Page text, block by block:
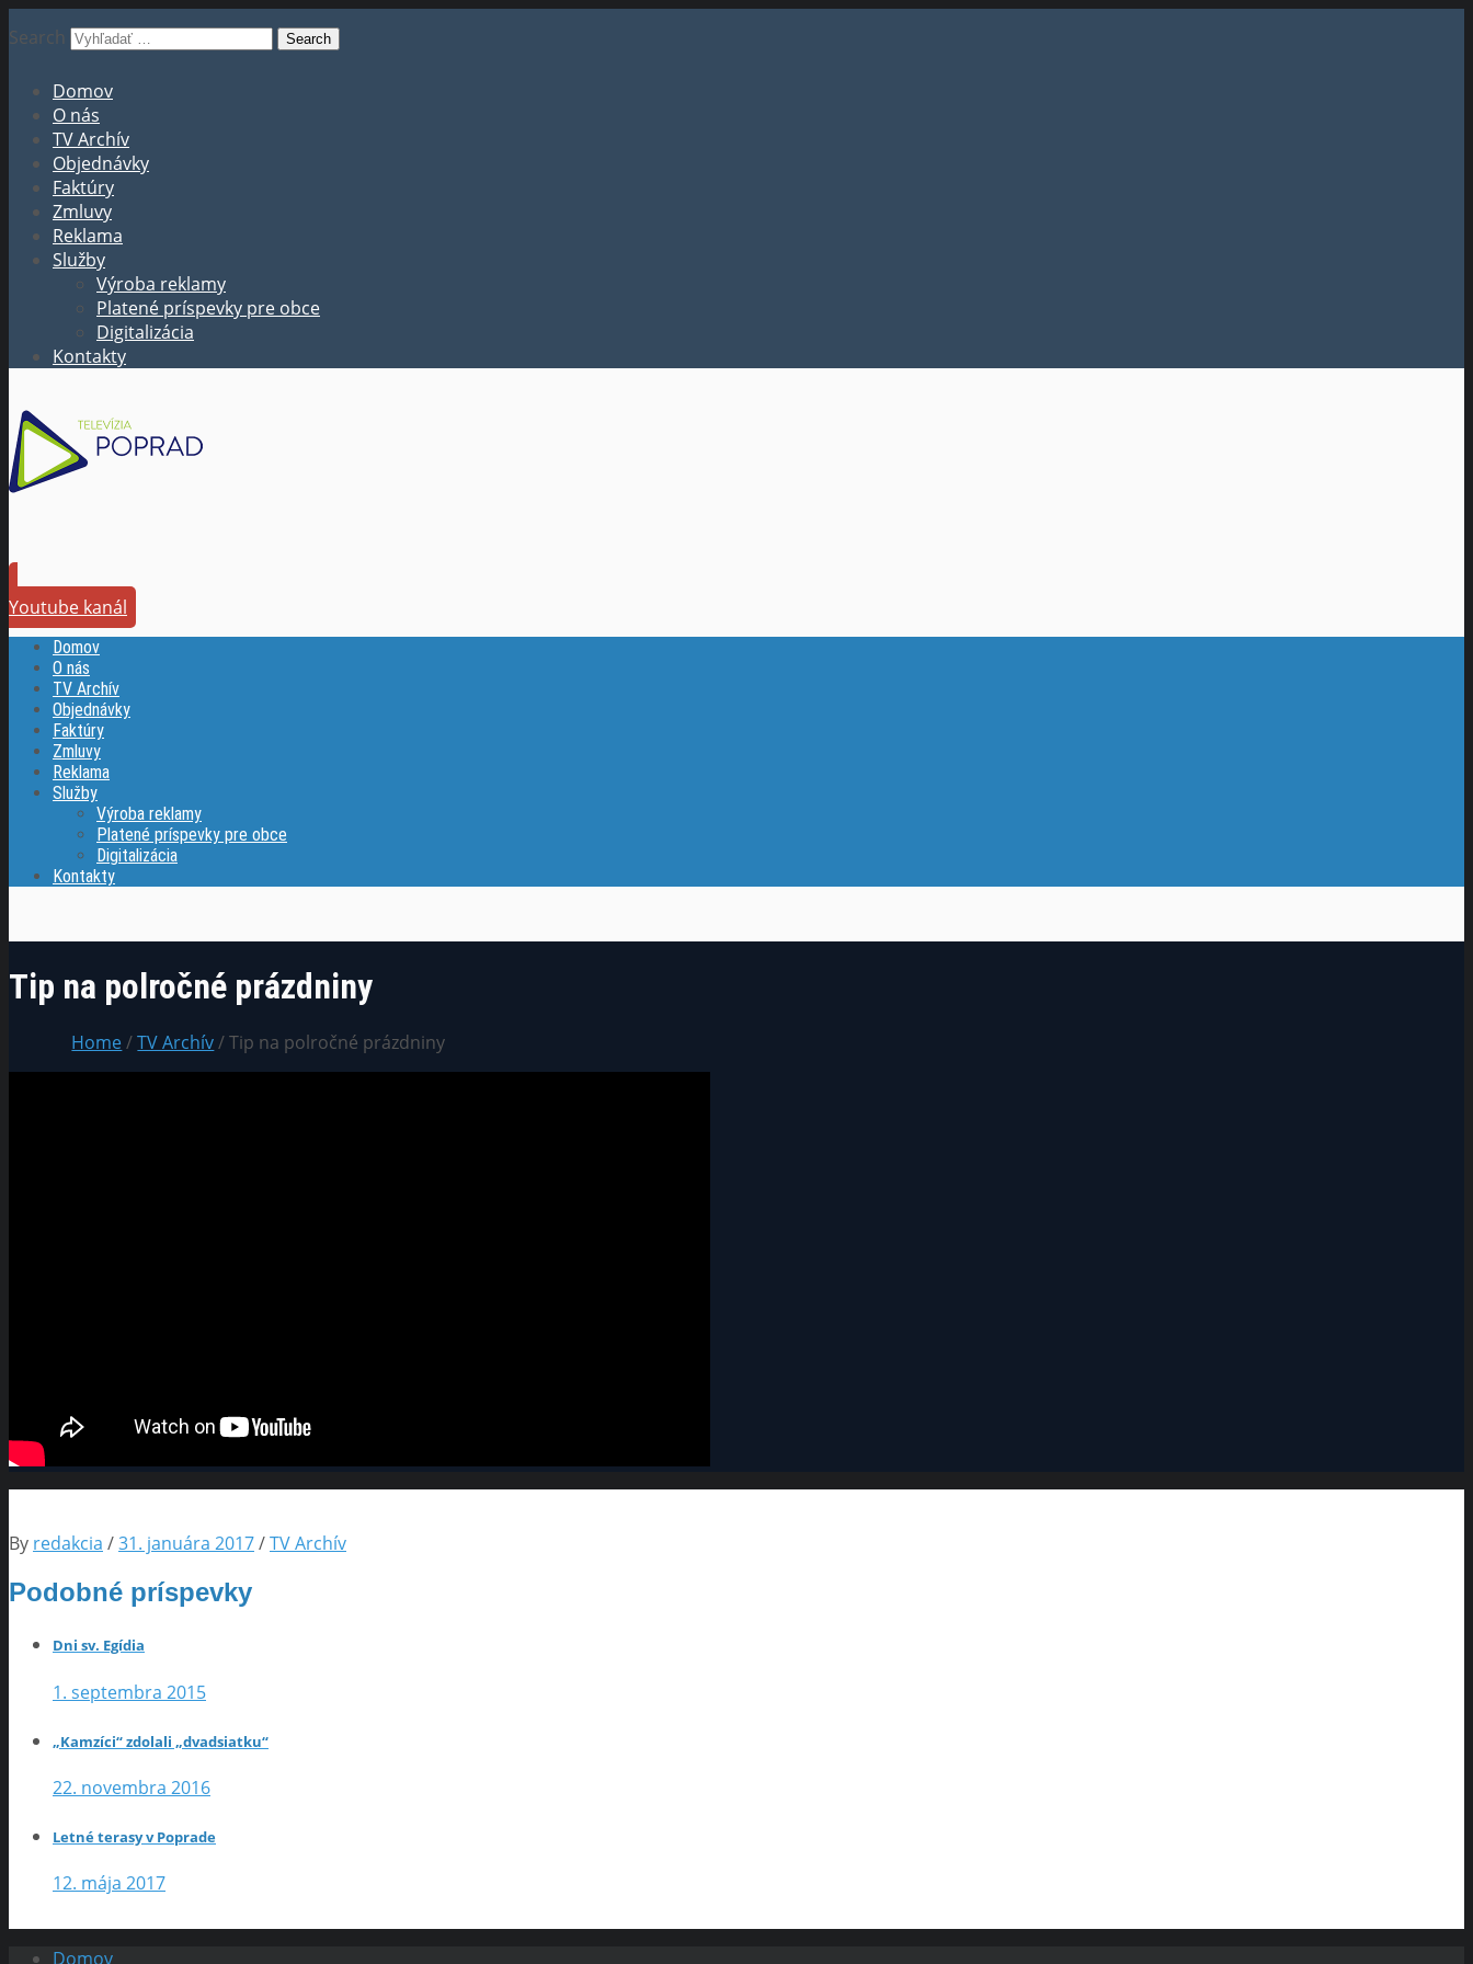
Search
Domov
O nás
TV Archív
Objednávky
Faktúry
Zmluvy
Reklama
Služby
Výroba reklamy
Platené príspevky pre obce
Digitalizácia
Kontakty
Youtube kanál
Domov
O nás
TV Archív
Objednávky
Faktúry
Zmluvy
Reklama
Služby
Výroba reklamy
Platené príspevky pre obce
Digitalizácia
Kontakty
Tip na polročné prázdniny
Home/TV Archív/ Tip na polročné prázdniny
By redakcia /31. januára 2017/TV Archív
Podobné príspevky
Dni sv. Egídia
1. septembra 2015
„Kamzíci“ zdolali „dvadsiatku“
22. novembra 2016
Letné terasy v Poprade
12. mája 2017
Domov